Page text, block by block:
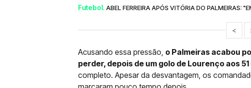
Futebol. ABEL FERREIRA APÓS VITÓRIA DO PALMEIRAS:
<
Acusando essa pressão, o Palmeiras acabou
perder, depois de um golo de Lourenço aos
completo. Apesar da desvantagem, os